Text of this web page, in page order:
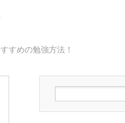
すめの勉強方法！